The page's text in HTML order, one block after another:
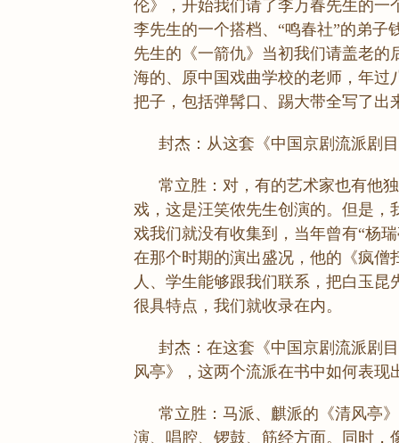
伦》，开始我们请了李万春先生的
李先生的一个搭档、“鸣春社”的弟
先生的《一箭仇》当初我们请盖老
海的、原中国戏曲学校的老师，年
把子，包括弹髯口、踢大带全写了出
封杰：从这套《中国京剧流派剧
常立胜：对，有的艺术家也有他
戏，这是汪笑侬先生创演的。但是
戏我们就没有收集到，当年曾有“杨
在那个时期的演出盛况，他的《疯
人、学生能够跟我们联系，把白玉
很具特点，我们就收录在内。
封杰：在这套《中国京剧流派剧
风亭》，这两个流派在书中如何表现
常立胜：马派、麒派的《清风亭
演、唱腔、锣鼓、筋经方面。同时